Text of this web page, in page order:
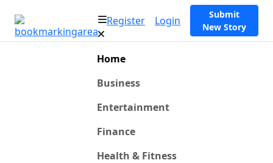
Register Login
Submit
New Story
Home
Business
Entertainment
Finance
Health & Fitness